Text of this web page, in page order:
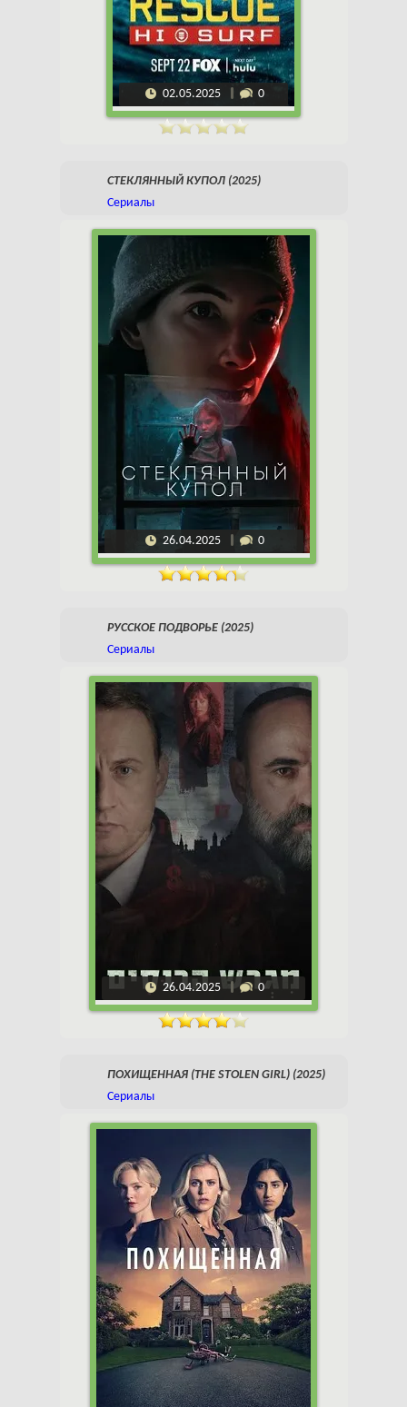
02.05.2025 0
СТЕКЛЯННЫЙ КУПОЛ (2025)
Сериалы
26.04.2025 0
РУССКОЕ ПОДВОРЬЕ (2025)
Сериалы
26.04.2025 0
ПОХИЩЕННАЯ (THE STOLEN GIRL) (2025)
Сериалы